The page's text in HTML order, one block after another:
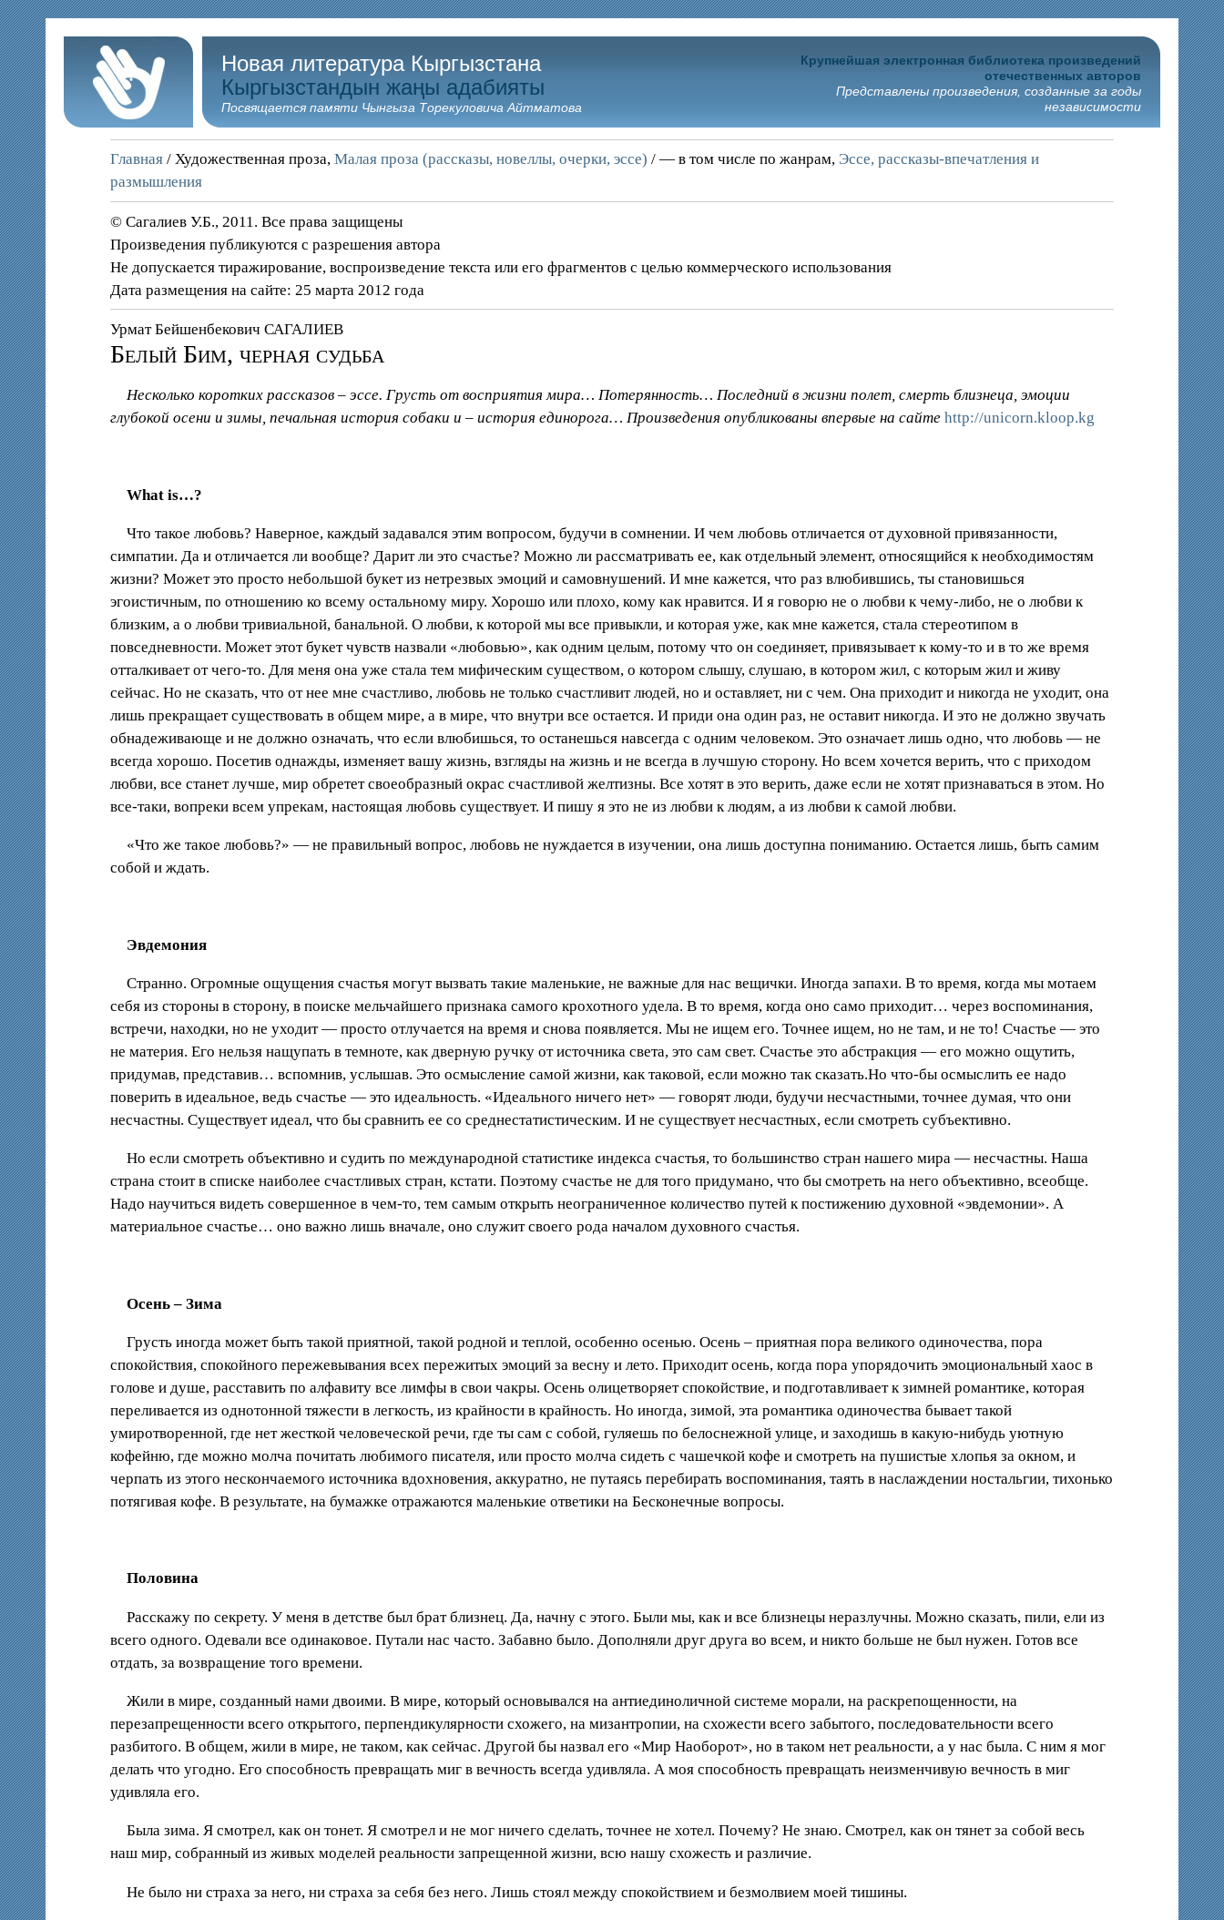
Новая литература Кыргызстана
Кыргызстандын жаңы адабияты
Посвящается памяти Чынгыза Торекуловича Айтматова
Крупнейшая электронная библиотека произведений
отечественных авторов
Представлены произведения, созданные за годы
независимости
Главная / Художественная проза,Малая проза (рассказы, новеллы, очерки, эссе) / — в том числе по жанрам, Эссе, рассказы-впечатления и
размышления
© Сагалиев У.Б., 2011. Все права защищены
Произведения публикуются с разрешения автора
Не допускается тиражирование, воспроизведение текста или его фрагментов с целью коммерческого использования
Дата размещения на сайте: 25 марта 2012 года
Урмат Бейшенбекович САГАЛИЕВ
Белый Бим, черная судьба
Несколько коротких рассказов – эссе. Грусть от восприятия мира… Потерянность… Последний в жизни полет, смерть близнеца, эмоции
глубокой осени и зимы, печальная история собаки и – история единорога… Произведения опубликованы впервые на сайте http://unicorn.kloop.kg
What is…?
Что такое любовь? Наверное, каждый задавался этим вопросом, будучи в сомнении. И чем любовь отличается от духовной привязанности,
симпатии. Да и отличается ли вообще? Дарит ли это счастье? Можно ли рассматривать ее, как отдельный элемент, относящийся к необходимостям
жизни? Может это просто небольшой букет из нетрезвых эмоций и самовнушений. И мне кажется, что раз влюбившись, ты становишься
эгоистичным, по отношению ко всему остальному миру. Хорошо или плохо, кому как нравится. И я говорю не о любви к чему-либо, не о любви к
близким, а о любви тривиальной, банальной. О любви, к которой мы все привыкли, и которая уже, как мне кажется, стала стереотипом в
повседневности. Может этот букет чувств назвали «любовью», как одним целым, потому что он соединяет, привязывает к кому-то и в то же время
отталкивает от чего-то. Для меня она уже стала тем мифическим существом, о котором слышу, слушаю, в котором жил, с которым жил и живу
сейчас. Но не сказать, что от нее мне счастливо, любовь не только счастливит людей, но и оставляет, ни с чем. Она приходит и никогда не уходит, она
лишь прекращает существовать в общем мире, а в мире, что внутри все остается. И приди она один раз, не оставит никогда. И это не должно звучать
обнадеживающе и не должно означать, что если влюбишься, то останешься навсегда с одним человеком. Это означает лишь одно, что любовь — не
всегда хорошо. Посетив однажды, изменяет вашу жизнь, взгляды на жизнь и не всегда в лучшую сторону. Но всем хочется верить, что с приходом
любви, все станет лучше, мир обретет своеобразный окрас счастливой желтизны. Все хотят в это верить, даже если не хотят признаваться в этом. Но
все-таки, вопреки всем упрекам, настоящая любовь существует. И пишу я это не из любви к людям, а из любви к самой любви.
«Что же такое любовь?» — не правильный вопрос, любовь не нуждается в изучении, она лишь доступна пониманию. Остается лишь, быть самим
собой и ждать.
Эвдемония
Странно. Огромные ощущения счастья могут вызвать такие маленькие, не важные для нас вещички. Иногда запахи. В то время, когда мы мотаем
себя из стороны в сторону, в поиске мельчайшего признака самого крохотного удела. В то время, когда оно само приходит… через воспоминания,
встречи, находки, но не уходит — просто отлучается на время и снова появляется. Мы не ищем его. Точнее ищем, но не там, и не то! Счастье — это
не материя. Его нельзя нащупать в темноте, как дверную ручку от источника света, это сам свет. Счастье это абстракция — его можно ощутить,
придумав, представив… вспомнив, услышав. Это осмысление самой жизни, как таковой, если можно так сказать.Но что-бы осмыслить ее надо
поверить в идеальное, ведь счастье — это идеальность. «Идеального ничего нет» — говорят люди, будучи несчастными, точнее думая, что они
несчастны. Существует идеал, что бы сравнить ее со среднестатистическим. И не существует несчастных, если смотреть субъективно.
Но если смотреть объективно и судить по международной статистике индекса счастья, то большинство стран нашего мира — несчастны. Наша
страна стоит в списке наиболее счастливых стран, кстати. Поэтому счастье не для того придумано, что бы смотреть на него объективно, всеобще.
Надо научиться видеть совершенное в чем-то, тем самым открыть неограниченное количество путей к постижению духовной «эвдемонии». А
материальное счастье… оно важно лишь вначале, оно служит своего рода началом духовного счастья.
Осень – Зима
Грусть иногда может быть такой приятной, такой родной и теплой, особенно осенью. Осень – приятная пора великого одиночества, пора
спокойствия, спокойного пережевывания всех пережитых эмоций за весну и лето. Приходит осень, когда пора упорядочить эмоциональный хаос в
голове и душе, расставить по алфавиту все лимфы в свои чакры. Осень олицетворяет спокойствие, и подготавливает к зимней романтике, которая
переливается из однотонной тяжести в легкость, из крайности в крайность. Но иногда, зимой, эта романтика одиночества бывает такой
умиротворенной, где нет жесткой человеческой речи, где ты сам с собой, гуляешь по белоснежной улице, и заходишь в какую-нибудь уютную
кофейню, где можно молча почитать любимого писателя, или просто молча сидеть с чашечкой кофе и смотреть на пушистые хлопья за окном, и
черпать из этого нескончаемого источника вдохновения, аккуратно, не путаясь перебирать воспоминания, таять в наслаждении ностальгии, тихонько
потягивая кофе. В результате, на бумажке отражаются маленькие ответики на Бесконечные вопросы.
Половина
Расскажу по секрету. У меня в детстве был брат близнец. Да, начну с этого. Были мы, как и все близнецы неразлучны. Можно сказать, пили, ели из
всего одного. Одевали все одинаковое. Путали нас часто. Забавно было. Дополняли друг друга во всем, и никто больше не был нужен. Готов все
отдать, за возвращение того времени.
Жили в мире, созданный нами двоими. В мире, который основывался на антиединоличной системе морали, на раскрепощенности, на
перезапрещенности всего открытого, перпендикулярности схожего, на мизантропии, на схожести всего забытого, последовательности всего
разбитого. В общем, жили в мире, не таком, как сейчас. Другой бы назвал его «Мир Наоборот», но в таком нет реальности, а у нас была. С ним я мог
делать что угодно. Его способность превращать миг в вечность всегда удивляла. А моя способность превращать неизменчивую вечность в миг
удивляла его.
Была зима. Я смотрел, как он тонет. Я смотрел и не мог ничего сделать, точнее не хотел. Почему? Не знаю. Смотрел, как он тянет за собой весь
наш мир, собранный из живых моделей реальности запрещенной жизни, всю нашу схожесть и различие.
Не было ни страха за него, ни страха за себя без него. Лишь стоял между спокойствием и безмолвием моей тишины.